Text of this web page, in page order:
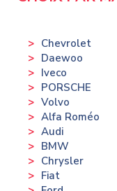
Chevrolet
Daewoo
Iveco
PORSCHE
Volvo
Alfa Roméo
Audi
BMW
Chrysler
Fiat